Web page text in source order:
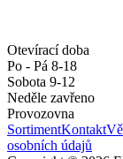
Otevírací doba
Po - Pá 8-18
Sobota 9-12
Neděle zavřeno
Provozovna
SortimentKontakt
osobních údajů